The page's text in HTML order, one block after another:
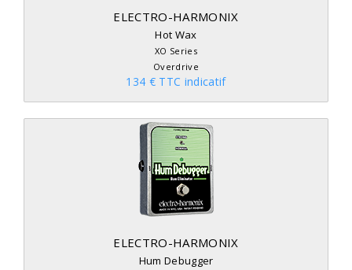
ELECTRO-HARMONIX
Hot Wax
XO Series
Overdrive
134 € TTC indicatif
ELECTRO-HARMONIX
Hum Debugger